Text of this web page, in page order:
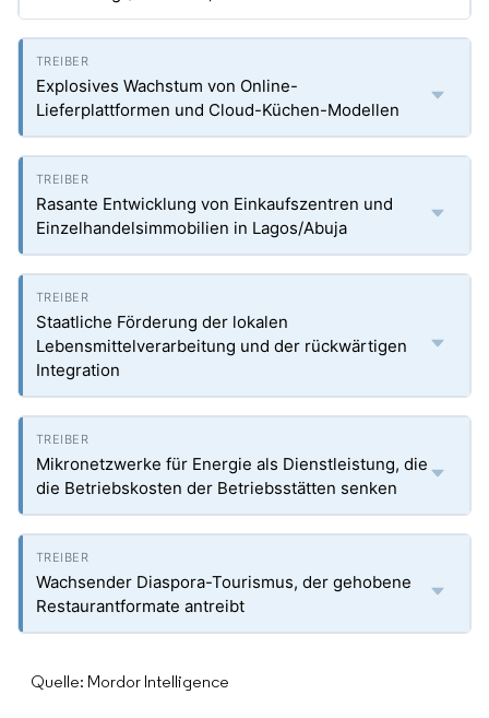
Explosives Wachstum von Online-
Lieferplattformen und Cloud-Küchen-Modellen
Rasante Entwicklung von Einkaufszentren und
Einzelhandelsimmobilien in Lagos/Abuja
Staatliche Förderung der lokalen
Lebensmittelverarbeitung und der rückwärtigen
Integration
Mikronetzwerke für Energie als Dienstleistung, die
die Betriebskosten der Betriebsstätten senken
Wachsender Diaspora-Tourismus, der gehobene
Restaurantformate antreibt
Quelle: Mordor Intelligence